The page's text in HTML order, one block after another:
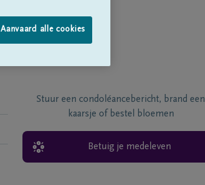
Stuur een condoléancebericht, brand een
kaarsje of bestel bloemen
Betuig je medeleven
Aanvaard alle cookies